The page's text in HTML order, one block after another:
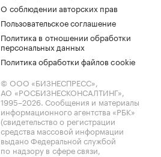
О соблюдении авторских прав
Пользовательское соглашение
Политика в отношении обработки
персональных данных
Политика обработки файлов cookie
© ООО «БИЗНЕСПРЕСС»,
АО «РОСБИЗНЕСКОНСАЛТИНГ»,
1995–2026. Сообщения и материалы
информационного агентства «РБК»
(свидетельство о регистрации
средства массовой информации
выдано Федеральной службой
по надзору в сфере связи,